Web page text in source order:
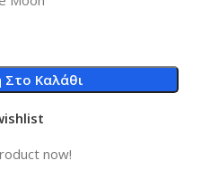
Στο Καλάθι
now!